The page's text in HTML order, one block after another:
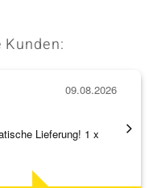
Lieferung! 1 x
09.08.2026